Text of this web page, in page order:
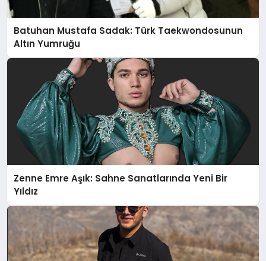
Batuhan Mustafa Sadak: Türk Taekwondosunun
Altın Yumruğu
Zenne Emre Aşık: Sahne Sanatlarında Yeni Bir
Yıldız